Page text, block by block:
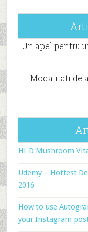
Un apel pentru
Modalitati de
Hi-D Mushroom
Udemy – Hottest
2016
How to use
your Instagram